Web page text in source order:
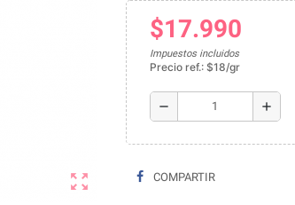
zoom_out_map
$17.990
Impuestos incluidos
Precio ref.: $18/gr
remove add
COMPARTIR